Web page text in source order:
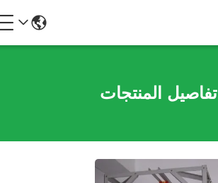
تفاصيل المنتجات